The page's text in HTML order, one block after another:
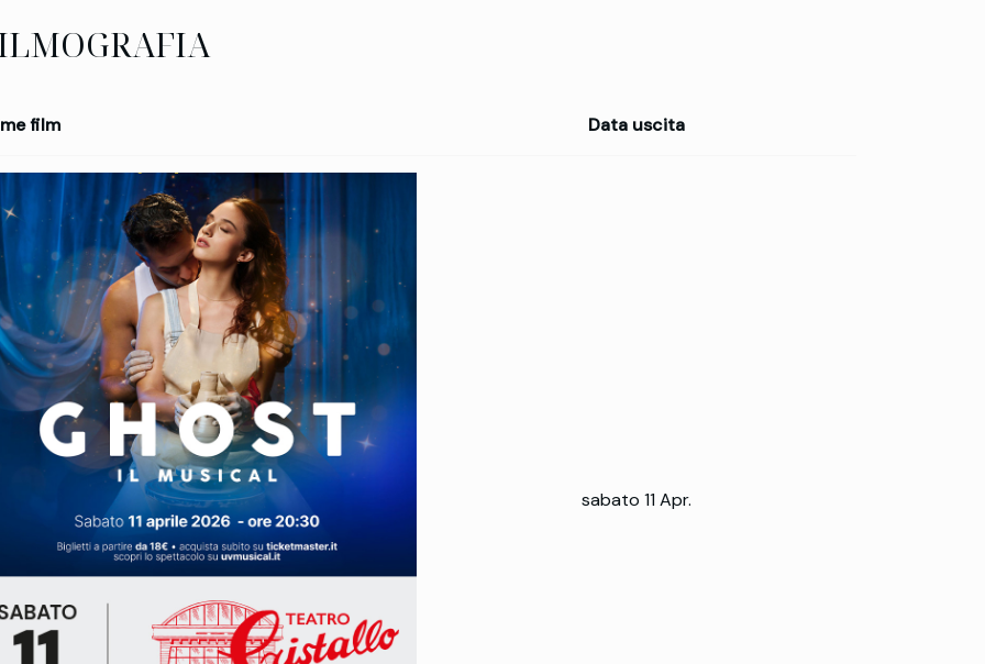
film Data uscita
sabato 11 Apr.